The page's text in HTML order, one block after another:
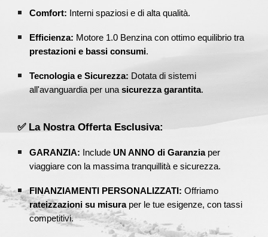
Comfort: Interni spaziosi e di alta qualità.
Efficienza: Motore 1.0 Benzina con ottimo equilibrio tra
prestazioni e bassi consumi.
Tecnologia e Sicurezza: Dotata di sistemi
all'avanguardia per unasicurezza garantita.
✅ La Nostra Offerta Esclusiva:
GARANZIA: IncludeUN ANNO di Garanziaper
viaggiare con la massima tranquillità e sicurezza.
FINANZIAMENTI PERSONALIZZATI: Offriamo
rateizzazioni su misuraper le tue esigenze, con tassi
competitivi.